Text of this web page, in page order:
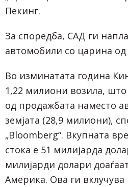
Пекинг.
За споредба, САД ги
автомобили со царина од
Во изминатата година
1,22 милиони возила, што
од продажбата наместо
земјата (28,9 милиони),
„Bloomberg“. Вкупната
стока е 51 милијарда
милијарди долари
Америка. Ова ги